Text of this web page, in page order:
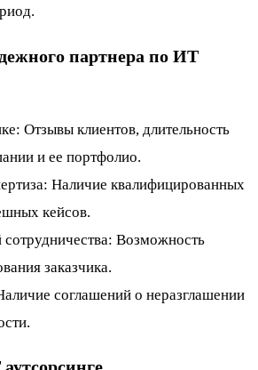
партнера по ИТ
Отзывы клиентов, длительность
и ее портфолио.
Наличие квалифицированных
кейсов.
Возможность
заказчика.
соглашений о неразглашении